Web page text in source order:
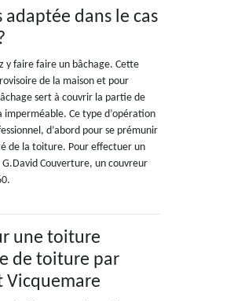
dans le cas
y faire faire un bâchage. Cette
de la maison et pour
sert à couvrir la partie de
Ce type d’opération
d’abord pour se prémunir
de la toiture. Pour effectuer un
Couverture, un couvreur
une toiture
de toiture par
Vicquemare